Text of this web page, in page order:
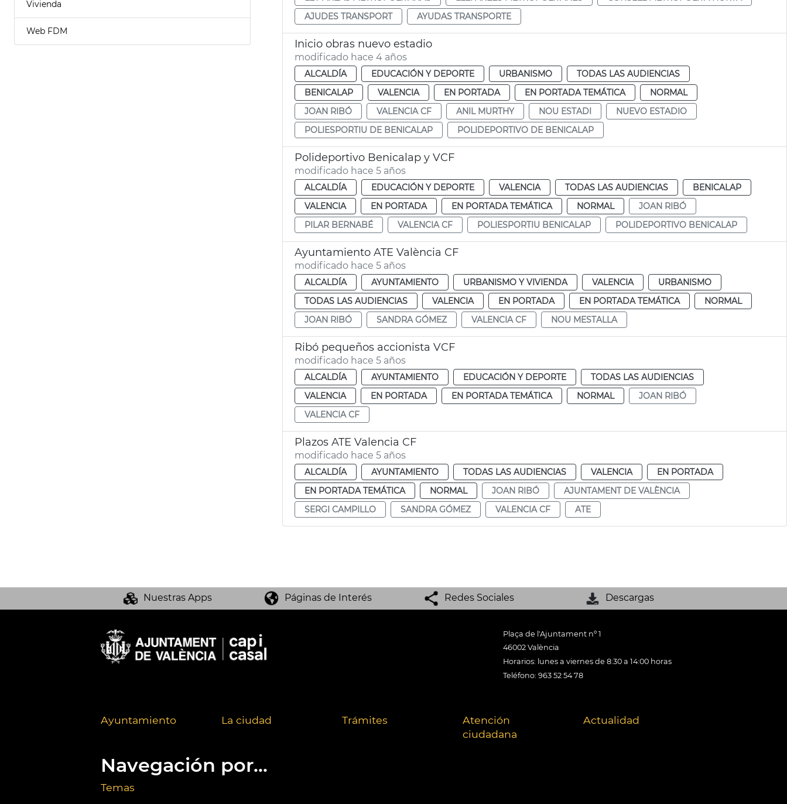
Vivienda
Web FDM
AJUDES TRANSPORT
AYUDAS TRANSPORTE
Inicio obras nuevo estadio
modificado hace 4 años
ALCALDÍA EDUCACIÓN Y DEPORTE URBANISMO
TODAS LAS AUDIENCIAS
BENICALAP
VALENCIA EN PORTADA EN PORTADA TEMÁTICA
NORMAL
JOAN RIBÓ
VALENCIA CF ANIL MURTHY NOU ESTADI
NUEVO ESTADIO
POLIESPORTIU DE BENICALAP
POLIDEPORTIVO DE BENICALAP
Polideportivo Benicalap y VCF
modificado hace 5 años
ALCALDÍA EDUCACIÓN Y DEPORTE VALENCIA TODAS LAS AUDIENCIAS
BENICALAP
VALENCIA
EN PORTADA EN PORTADA TEMÁTICA NORMAL
JOAN RIBÓ
PILAR BERNABÉ
VALENCIA CF POLIESPORTIU BENICALAP POLIDEPORTIVO BENICALAP
Ayuntamiento ATE València CF
modificado hace 5 años
ALCALDÍA AYUNTAMIENTO URBANISMO Y VIVIENDA VALENCIA
URBANISMO
TODAS LAS AUDIENCIAS
VALENCIA EN PORTADA EN PORTADA TEMÁTICA
NORMAL
JOAN RIBÓ
SANDRA GÓMEZ VALENCIA CF NOU MESTALLA
Ribó pequeños accionista VCF
modificado hace 5 años
ALCALDÍA AYUNTAMIENTO EDUCACIÓN Y DEPORTE
TODAS LAS AUDIENCIAS
VALENCIA
EN PORTADA EN PORTADA TEMÁTICA NORMAL
JOAN RIBÓ
VALENCIA CF
Plazos ATE Valencia CF
modificado hace 5 años
ALCALDÍA AYUNTAMIENTO TODAS LAS AUDIENCIAS VALENCIA
EN PORTADA
EN PORTADA TEMÁTICA
NORMAL JOAN RIBÓ
AJUNTAMENT DE VALÈNCIA
SERGI CAMPILLO
SANDRA GÓMEZ VALENCIA CF ATE
Nuestras Apps Páginas de Interés Redes Sociales Descargas
Plaça de l'Ajuntament nº 1
46002 València
Horarios: lunes a viernes de 8:30 a 14:00 horas
Teléfono: 963 52 54 78
Ayuntamiento La ciudad Trámites
Atención
ciudadana
Actualidad
Navegación por...
Temas